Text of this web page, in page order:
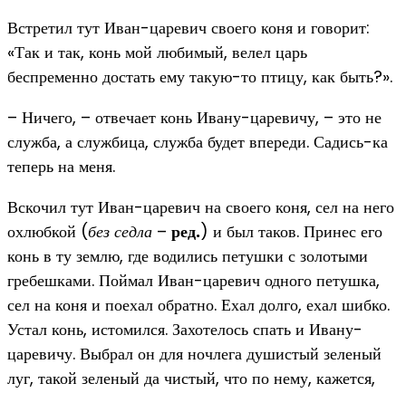
Встретил тут Иван-царевич своего коня и говорит:
«Так и так, конь мой любимый, велел царь
беспременно достать ему такую-то птицу, как быть?».
– Ничего, – отвечает конь Ивану-царевичу, – это не
служба, а службица, служба будет впереди. Садись-ка
теперь на меня.
Вскочил тут Иван-царевич на своего коня, сел на него
охлюбкой (без седла – ред.) и был таков. Принес его
конь в ту землю, где водились петушки с золотыми
гребешками. Поймал Иван-царевич одного петушка,
сел на коня и поехал обратно. Ехал долго, ехал шибко.
Устал конь, истомился. Захотелось спать и Ивану-
царевичу. Выбрал он для ночлега душистый зеленый
луг, такой зеленый да чистый, что по нему, кажется,